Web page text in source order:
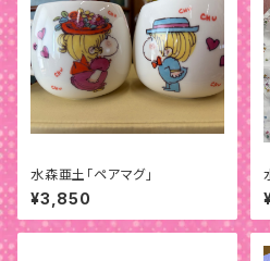
水森亜土「ペアマグ」
¥3,850